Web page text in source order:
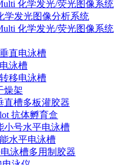
化学发光/荧光图像系统
学发光图像分析系统
化学发光/荧光图像系统
直电泳槽
泳槽
移电泳槽
燥架
直槽多板灌胶器
抗体孵育盒
小号水平电泳槽
水平电泳槽
泳槽多用制胶器